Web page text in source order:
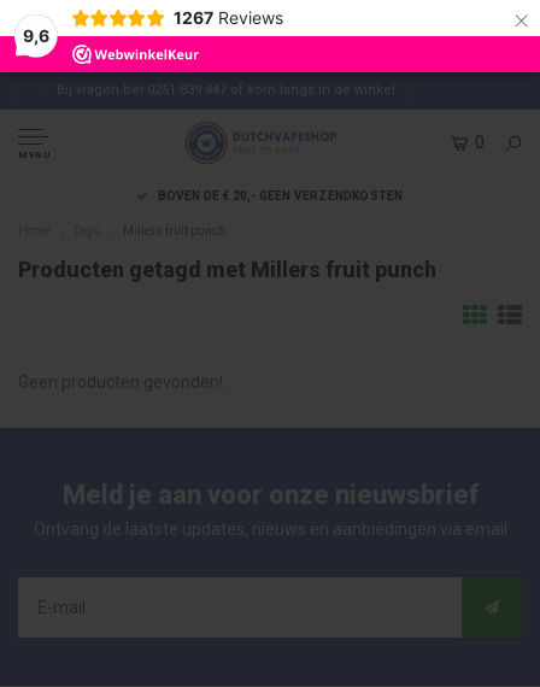
9,6
1267 Reviews ×
Bij vragen bel 0251 839 447 of kom langs in de winkel
MENU
0
BOVEN DE € 20,- GEEN VERZENDKOSTEN
Millers fruit punch
Producten getagd met Millers fruit punch
Geen producten gevonden!...
Meld je aan voor onze nieuwsbrief
Ontvang de laatste updates, nieuws en aanbiedingen via email